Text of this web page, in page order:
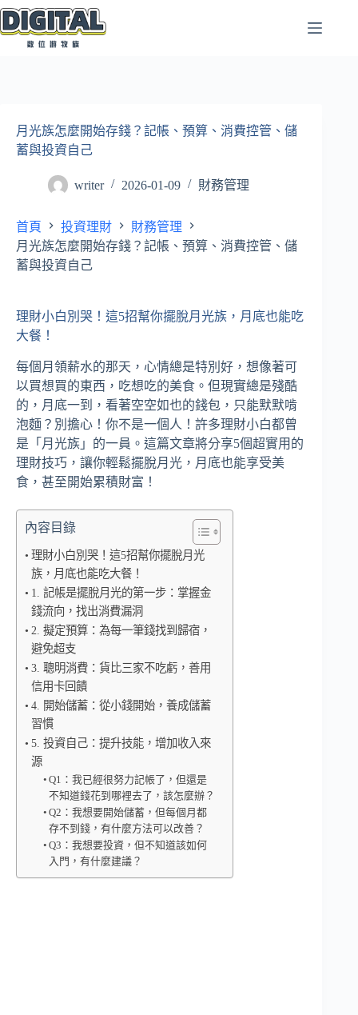
跳
至
月光族怎麼開始存錢？記帳、預算、消費控管、儲
蓄與投資自己
writer 2026-01-09 財務管理
首頁 投資理財
財務管理
月光族怎麼開始存錢？記帳、預算、消費控管、儲
蓄與投資自己
理財小白別哭！這5招幫你擺脫月光族，月底也能吃
大餐！
每個月領薪水的那天，心情總是特別好，想像著可
以買想買的東西，吃想吃的美食。但現實總是殘酷
的，月底一到，看著空空如也的錢包，只能默默啃
泡麵？別擔心！你不是一個人！許多理財小白都曾
是「月光族」的一員。這篇文章將分享5個超實用的
理財技巧，讓你輕鬆擺脫月光，月底也能享受美
食，甚至開始累積財富！
內容目錄
理財小白別哭！這5招幫你擺脫月光
族，月底也能吃大餐！
1. 記帳是擺脫月光的第一步：掌握金
錢流向，找出消費漏洞
2. 擬定預算：為每一筆錢找到歸宿，
避免超支
3. 聰明消費：貨比三家不吃虧，善用
信用卡回饋
4. 開始儲蓄：從小錢開始，養成儲蓄
習慣
5. 投資自己：提升技能，增加收入來
源
Q1：我已經很努力記帳了，但還是
不知道錢花到哪裡去了，該怎麼辦？
Q2：我想要開始儲蓄，但每個月都
存不到錢，有什麼方法可以改善？
Q3：我想要投資，但不知道該如何
入門，有什麼建議？